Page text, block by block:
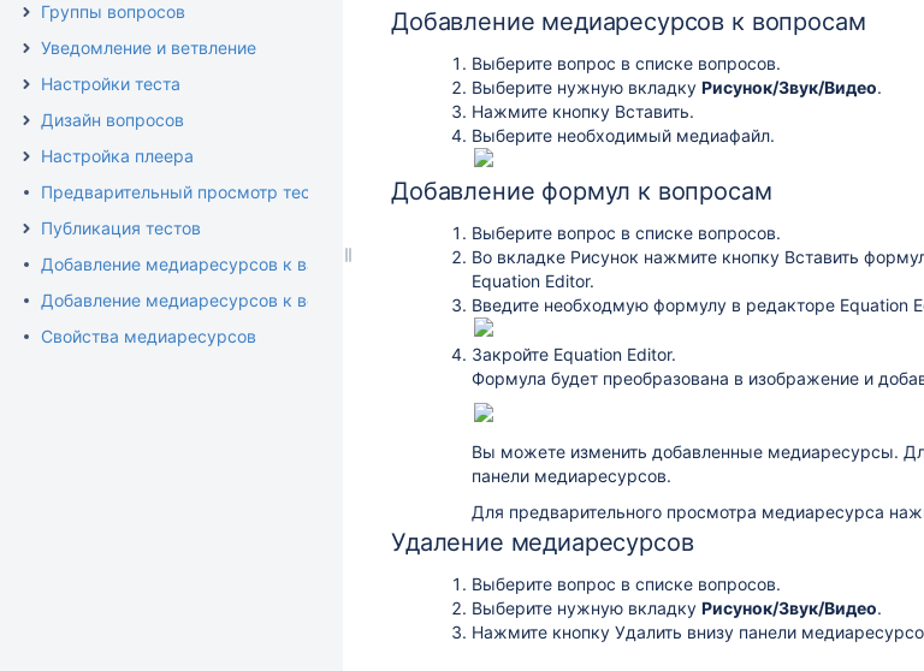
Группы вопросов
Уведомление и ветвление
Настройки теста
Дизайн вопросов
Настройка плеера
Предварительный просмотр теста
Публикация тестов
Добавление медиаресурсов к вариантам ответа
Добавление медиаресурсов к вопросам
Свойства медиаресурсов
Добавление медиаресурсов к вопросам
Выберите вопрос в списке вопросов.
Выберите нужную вкладку Рисунок/Звук/Видео.
Нажмите кнопку Вставить.
Выберите необходимый медиафайл.
Добавление формул к вопросам
Выберите вопрос в списке вопросов.
Во вкладке Рисунок нажмите кнопку Вставить
Equation Editor.
Введите необходмую формулу в редакторе Equation
Закройте Equation Editor.
Формула будет преобразована в изображение и
Вы можете изменить добавленные медиаресурсы.
панели медиаресурсов.
Для предварительного просмотра медиаресурса
Удаление медиаресурсов
Выберите вопрос в списке вопросов.
Выберите нужную вкладку Рисунок/Звук/Видео.
Нажмите кнопку Удалить внизу панели